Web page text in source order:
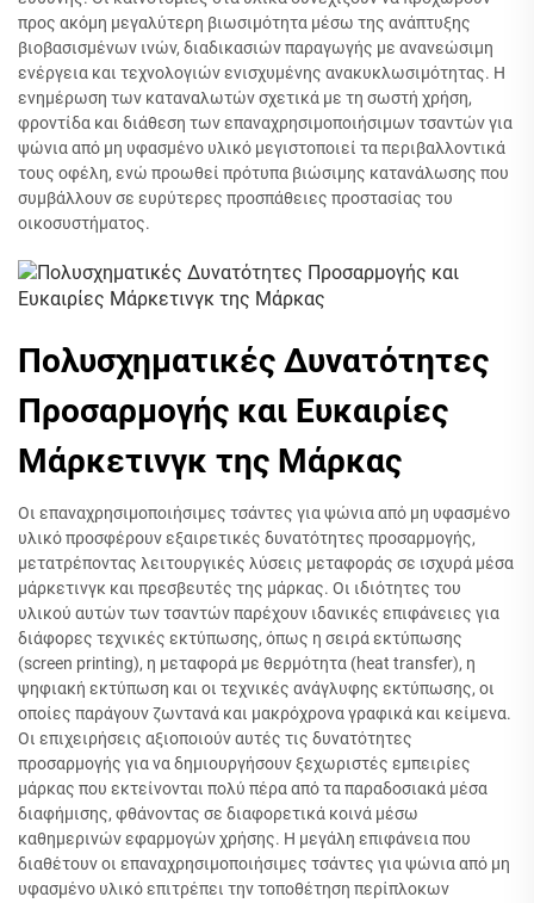
προς ακόμη μεγαλύτερη βιωσιμότητα μέσω της ανάπτυξης
βιοβασισμένων ινών, διαδικασιών παραγωγής με ανανεώσιμη
ενέργεια και τεχνολογιών ενισχυμένης ανακυκλωσιμότητας. Η
ενημέρωση των καταναλωτών σχετικά με τη σωστή χρήση,
φροντίδα και διάθεση των επαναχρησιμοποιήσιμων τσαντών για
ψώνια από μη υφασμένο υλικό μεγιστοποιεί τα περιβαλλοντικά
τους οφέλη, ενώ προωθεί πρότυπα βιώσιμης κατανάλωσης που
συμβάλλουν σε ευρύτερες προσπάθειες προστασίας του
οικοσυστήματος.
Πολυσχηματικές Δυνατότητες
Προσαρμογής και Ευκαιρίες
Μάρκετινγκ της Μάρκας
Οι επαναχρησιμοποιήσιμες τσάντες για ψώνια από μη υφασμένο
υλικό προσφέρουν εξαιρετικές δυνατότητες προσαρμογής,
μετατρέποντας λειτουργικές λύσεις μεταφοράς σε ισχυρά μέσα
μάρκετινγκ και πρεσβευτές της μάρκας. Οι ιδιότητες του
υλικού αυτών των τσαντών παρέχουν ιδανικές επιφάνειες για
διάφορες τεχνικές εκτύπωσης, όπως η σειρά εκτύπωσης
(screen printing), η μεταφορά με θερμότητα (heat transfer), η
ψηφιακή εκτύπωση και οι τεχνικές ανάγλυφης εκτύπωσης, οι
οποίες παράγουν ζωντανά και μακρόχρονα γραφικά και κείμενα.
Οι επιχειρήσεις αξιοποιούν αυτές τις δυνατότητες
προσαρμογής για να δημιουργήσουν ξεχωριστές εμπειρίες
μάρκας που εκτείνονται πολύ πέρα από τα παραδοσιακά μέσα
διαφήμισης, φθάνοντας σε διαφορετικά κοινά μέσω
καθημερινών εφαρμογών χρήσης. Η μεγάλη επιφάνεια που
διαθέτουν οι επαναχρησιμοποιήσιμες τσάντες για ψώνια από μη
υφασμένο υλικό επιτρέπει την τοποθέτηση περίπλοκων